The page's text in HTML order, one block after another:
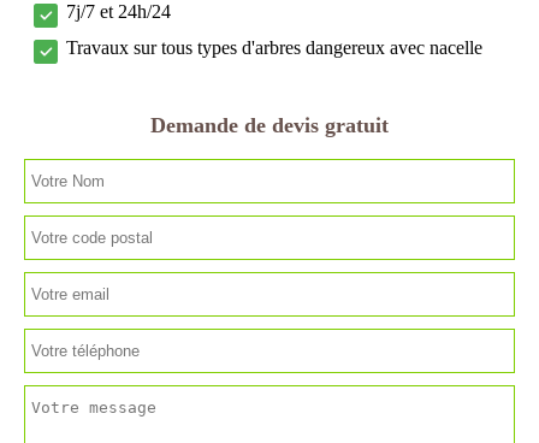
7j/7 et 24h/24
Travaux sur tous types d'arbres dangereux avec nacelle
Demande de devis gratuit